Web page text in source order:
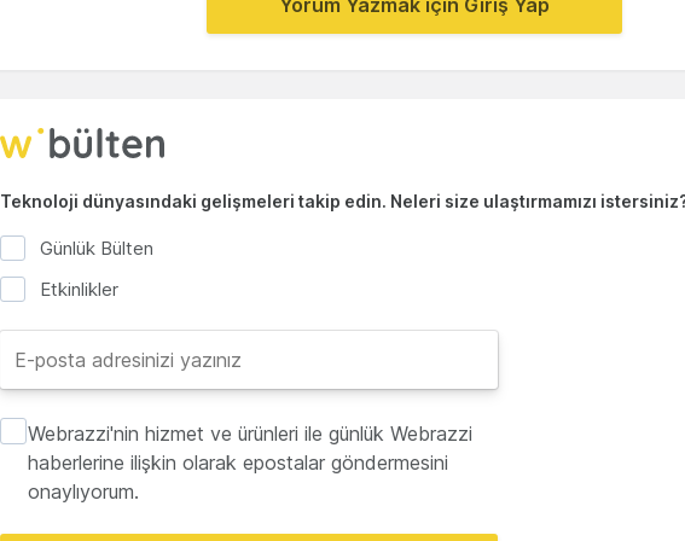
Yorum Yazmak için Giriş Yap
Teknoloji dünyasındaki gelişmeleri takip edin. Neleri size ulaştırmamızı
Günlük Bülten
Etkinlikler
Webrazzi'nin hizmet ve ürünleri ile günlük Webrazzi
haberlerine ilişkin olarak epostalar göndermesini
onaylıyorum.